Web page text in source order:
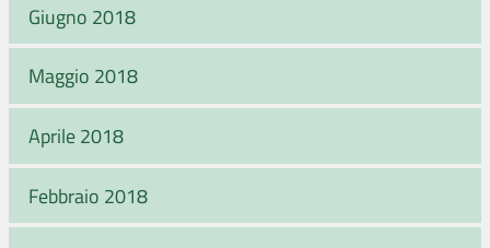
Giugno 2018
Maggio 2018
Aprile 2018
Febbraio 2018